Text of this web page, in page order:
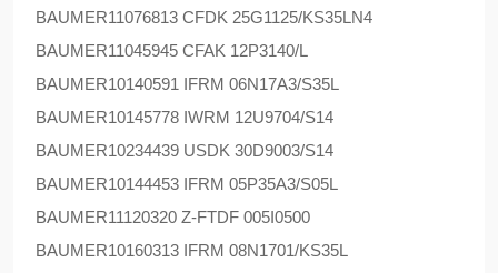
BAUMER11076813 CFDK 25G1125/KS35LN4
BAUMER11045945 CFAK 12P3140/L
BAUMER10140591 IFRM 06N17A3/S35L
BAUMER10145778 IWRM 12U9704/S14
BAUMER10234439 USDK 30D9003/S14
BAUMER10144453 IFRM 05P35A3/S05L
BAUMER11120320 Z-FTDF 005I0500
BAUMER10160313 IFRM 08N1701/KS35L